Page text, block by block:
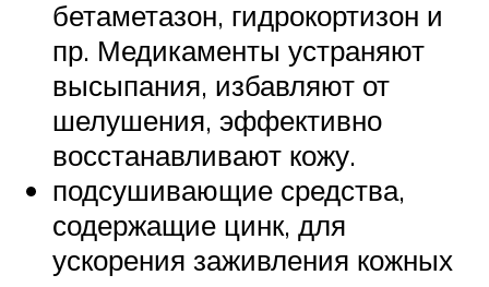
бетаметазон, гидрокортизон и
пр. Медикаменты устраняют
высыпания, избавляют от
шелушения, эффективно
восстанавливают кожу.
подсушивающие средства,
содержащие цинк, для
ускорения заживления кожных